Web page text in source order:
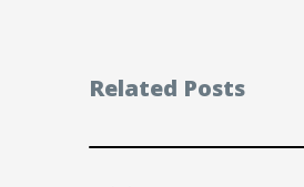
Related Posts